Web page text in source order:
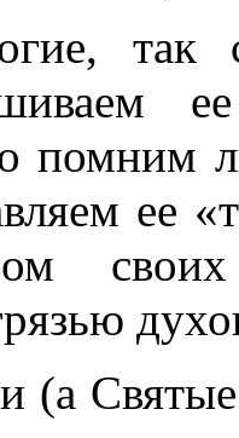
так
помним
ее
своих
(а